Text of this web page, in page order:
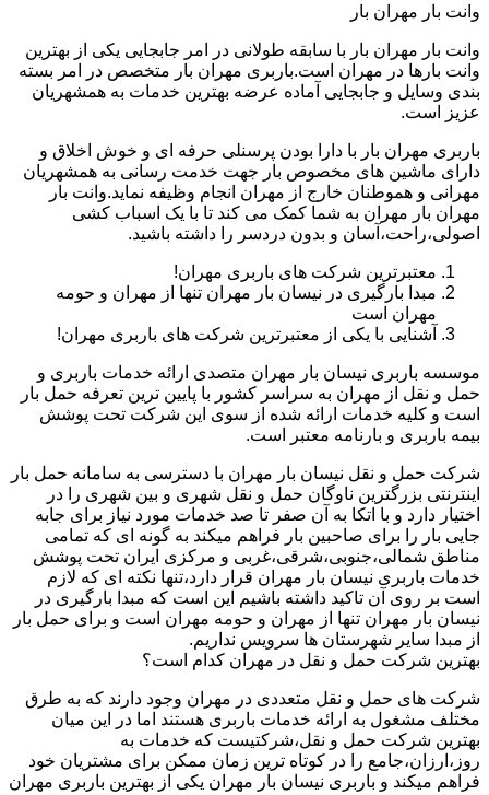
وانت بار مهران بار
وانت بار مهران بار با سابقه طولانی در امر جابجایی یکی از بهترین
وانت بارها در مهران است.باربری مهران بار متخصص در امر بسته
بندی وسایل و جابجایی آماده عرضه بهترین خدمات به همشهریان
عزیز است.
باربری مهران بار با دارا بودن پرسنلی حرفه ای و خوش اخلاق و
دارای ماشین های مخصوص بار جهت خدمت رسانی به همشهریان
مهرانی و هموطنان خارج از مهران انجام وظیفه نماید.وانت بار
مهران بار مهران به شما کمک می کند تا با یک اسباب کشی
اصولی،راحت،آسان و بدون دردسر را داشته باشید.
معتبرترین شرکت های باربری مهران!
مبدا بارگیری در نیسان بار مهران تنها از مهران و حومه
مهران است
آشنایی با یکی از معتبرترین شرکت های باربری مهران!
موسسه باربری نیسان بار مهران متصدی ارائه خدمات باربری و
حمل و نقل از مهران به سراسر کشور با پایین ترین تعرفه حمل بار
است و کلیه خدمات ارائه شده از سوی این شرکت تحت پوشش
بیمه باربری و بارنامه معتبر است.
شرکت حمل و نقل نیسان بار مهران با دسترسی به سامانه حمل بار
اینترنتی بزرگترین ناوگان حمل و نقل شهری و بین شهری را در
اختیار دارد و با اتکا به آن صفر تا صد خدمات مورد نیاز برای جابه
جایی بار را برای صاحبین بار فراهم میکند به گونه ای که تمامی
مناطق شمالی،جنوبی،شرقی،غربی و مرکزی ایران تحت پوشش
خدمات باربری نیسان بار مهران قرار دارد،تنها نکته ای که لازم
است بر روی آن تاکید داشته باشیم این است که مبدا بارگیری در
نیسان بار مهران تنها از مهران و حومه مهران است و برای حمل بار
از مبدا سایر شهرستان ها سرویس نداریم.
بهترین شرکت حمل و نقل در مهران کدام است؟
شرکت های حمل و نقل متعددی در مهران وجود دارند که به طرق
مختلف مشغول به ارائه خدمات باربری هستند اما در این میان
بهترین شرکت حمل و نقل،شرکتیست که خدمات به
روز،ارزان،جامع را در کوتاه ترین زمان ممکن برای مشتریان خود
فراهم میکند و باربری نیسان بار مهران یکی از بهترین باربری مهران